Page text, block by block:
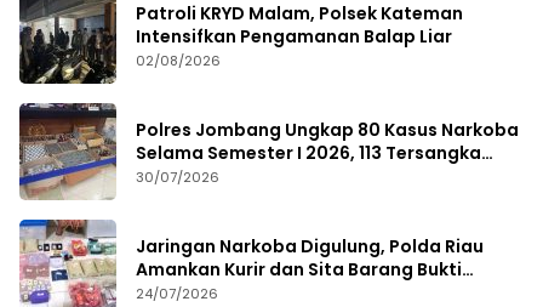
Patroli KRYD Malam, Polsek Kateman
Intensifkan Pengamanan Balap Liar
02/08/2026
Polres Jombang Ungkap 80 Kasus Narkoba
Selama Semester I 2026, 113 Tersangka
Diamankan
30/07/2026
Jaringan Narkoba Digulung, Polda Riau
Amankan Kurir dan Sita Barang Bukti
Bernilai Fantastis
24/07/2026